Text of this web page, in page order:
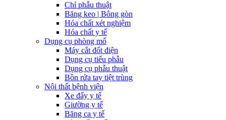
Chỉ phẫu thuật
Băng keo | Bông gòn
Hóa chất xét nghiệm
Hóa chất y tế
Dụng cụ phòng mổ
Máy cắt đốt điện
Dụng cụ tiểu phẫu
Dụng cụ phẫu thuật
Bồn rửa tay tiệt trùng
Nội thất bệnh viện
Xe đẩy y tế
Giường y tế
Băng ca y tế